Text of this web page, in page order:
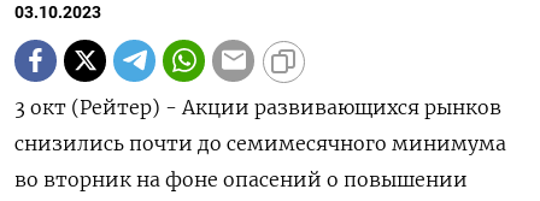
03.10.2023
3 окт (Рейтер) - Акции развивающихся рынков
снизились почти до семимесячного минимума
во вторник на фоне опасений о повышении